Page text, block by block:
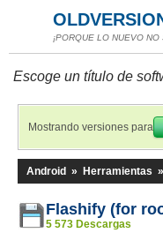
¡PORQUE LO NUEVO
Escoge un título de
Mostrando versiones para
Android » Herramientas »
Flashify (for
5 573 Descargas